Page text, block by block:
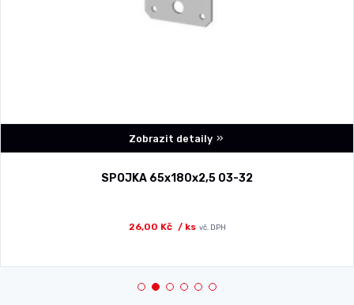
Zobrazit detaily
SPOJKA 65x180x2,5 03-32
26,00 Kč / ks vč. DPH